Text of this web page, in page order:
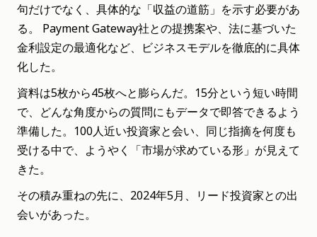
句だけでなく、具体的な「収益の道筋」を示す必要があ
る。 Payment Gateway社との提携案や、法に基づいた
金利設定の最適化など、ビジネスモデルを徹底的に具体
化した。
資料は5枚から45枚へと膨らんだ。15分という短い時間
で、どんな角度からの質問にもデータで即答できるよう
準備した。100人近い投資家と会い、同じ指摘を何度も
受ける中で、ようやく「市場が求めている形」が見えて
きた。
その積み重ねの先に、2024年5月、リード投資家との出
会いがあった。